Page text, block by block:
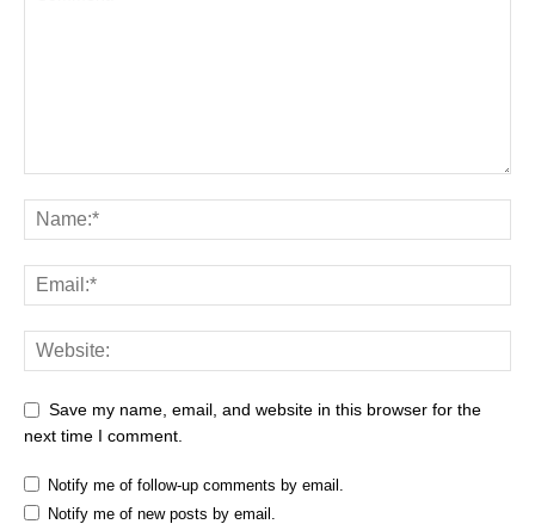
Save my name, email, and website in this browser for the
next time I comment.
Notify me of follow-up comments by email.
Notify me of new posts by email.